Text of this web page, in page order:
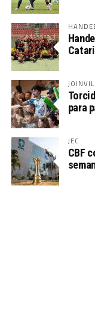
para
JEC
CBF